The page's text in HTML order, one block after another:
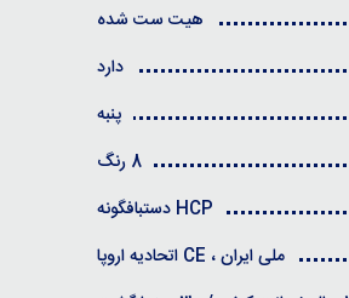
هیت ست شده
دارد
پنبه
8 رنگ
HCP دستبافگونه
ملی ایران ، CE اتحادیه اروپا